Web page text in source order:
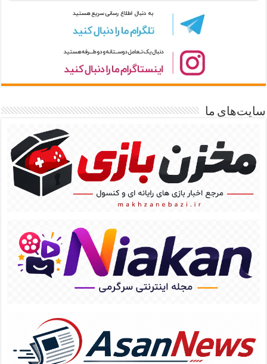
سایت‌های ما